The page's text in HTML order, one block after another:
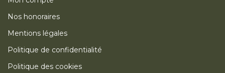
Nos honoraires
Mentions légales
Politique de confidentialité
Politique des cookies